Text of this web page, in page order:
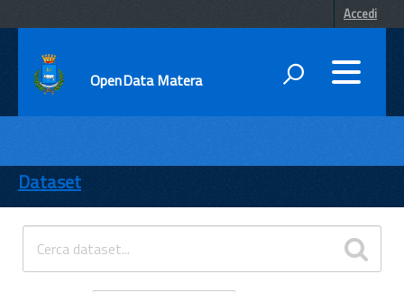
Accedi
OpenData Matera
ENTI
TEMI
INFORMAZIONI
Dataset